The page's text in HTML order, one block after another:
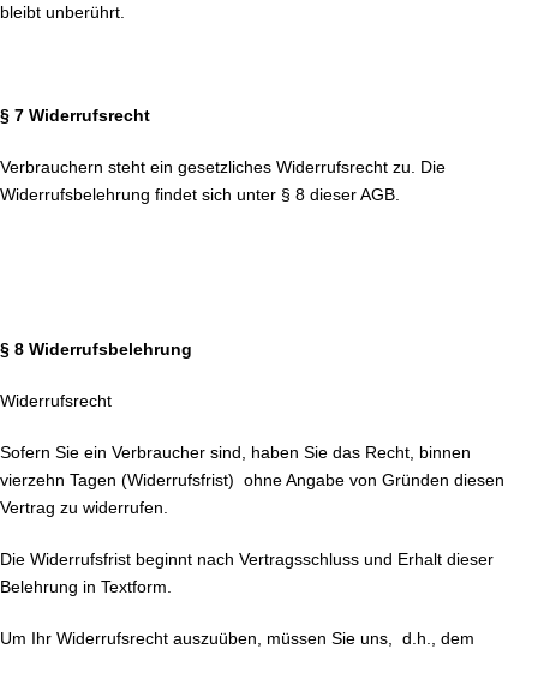
bleibt unberührt.
§ 7 Widerrufsrecht
Verbrauchern steht ein gesetzliches Widerrufsrecht zu. Die
Widerrufsbelehrung findet sich unter § 8 dieser AGB.
§ 8 Widerrufsbelehrung
Widerrufsrecht
Sofern Sie ein Verbraucher sind, haben Sie das Recht, binnen
vierzehn Tagen (Widerrufsfrist) ohne Angabe von Gründen diesen
Vertrag zu widerrufen.
Die Widerrufsfrist beginnt nach Vertragsschluss und Erhalt dieser
Belehrung in Textform.
Um Ihr Widerrufsrecht auszuüben, müssen Sie uns, d.h., dem